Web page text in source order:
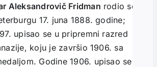
Aleksandrovič Fridman rodio se
17. juna 1888. godine;
upisao se u pripremni razred
koju je završio 1906. sa
Godine 1906. upisao se